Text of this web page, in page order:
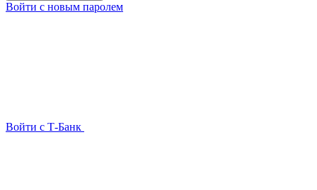
Войти с новым паролем
Войти с Т-Банк